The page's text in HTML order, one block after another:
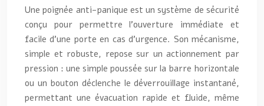
Une poignée anti-panique est un système de sécurité
conçu pour permettre l’ouverture immédiate et
facile d’une porte en cas d’urgence. Son mécanisme,
simple et robuste, repose sur un actionnement par
pression : une simple poussée sur la barre horizontale
ou un bouton déclenche le déverrouillage instantané,
permettant une évacuation rapide et fluide, même